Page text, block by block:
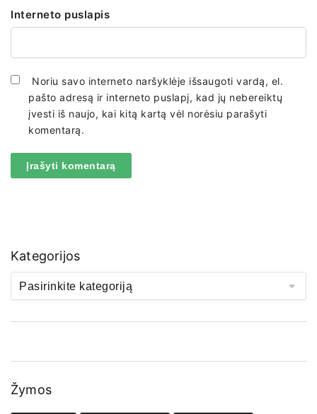
Interneto puslapis
Noriu savo interneto naršyklėje išsaugoti vardą, el.
pašto adresą ir interneto puslapį, kad jų nebereiktų
įvesti iš naujo, kai kitą kartą vėl norėsiu parašyti
komentarą.
Kategorijos
Žymos